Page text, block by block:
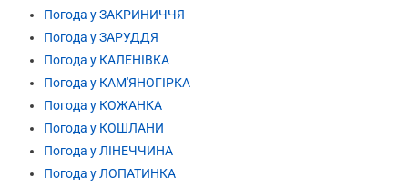
Погода у ЗАКРИНИЧЧЯ
Погода у ЗАРУДДЯ
Погода у КАЛЕНІВКА
Погода у КАМ'ЯНОГІРКА
Погода у КОЖАНКА
Погода у КОШЛАНИ
Погода у ЛІНЕЧЧИНА
Погода у ЛОПАТИНКА